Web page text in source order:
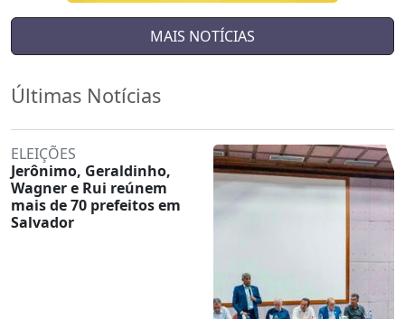
MAIS NOTÍCIAS
Últimas Notícias
ELEIÇÕES
Jerônimo, Geraldinho,
Wagner e Rui reúnem
mais de 70 prefeitos em
Salvador